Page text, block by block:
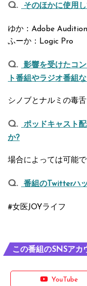
そのほかに使用
ゆか：Adobe Audition
ふーか：Logic Pro
影響を受けたコ
ト番組やラジオ番組
シノブとナルミの毒
ポッドキャスト
か?
場合によっては可能で
番組のTwitterハ
#女医JOYライフ
この番組のSNSアカ
YouTube